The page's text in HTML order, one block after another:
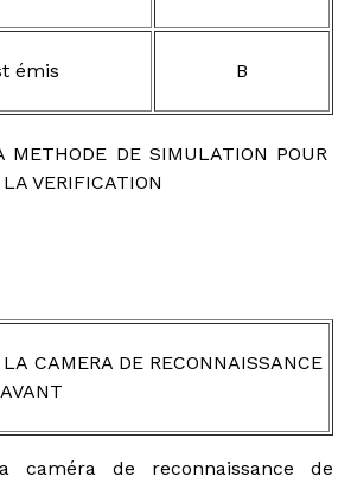
émis B
METHODE DE SIMULATION POUR
VERIFICATION
CAMERA DE RECONNAISSANCE
caméra de reconnaissance de